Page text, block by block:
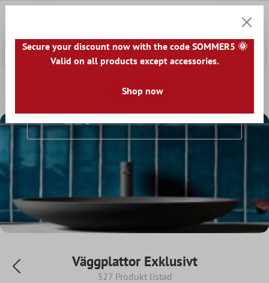
Väggplattor Exklusivt
Väggplattor Exklusivt
Väggplattor Exklusivt
327 Produkt listad
Secure your discount now with the code SOMMER5 🌞
Valid on all products except accessories.
Shop now